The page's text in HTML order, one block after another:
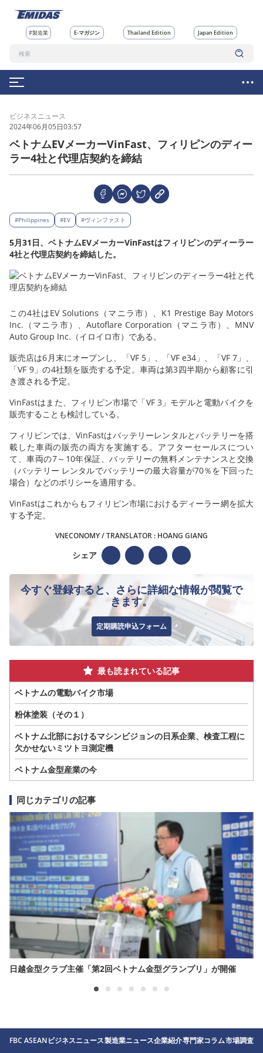
#製造業 E-マガジン Thailand Edition Japan Edition
ビジネスニュース
2024年06月05日03:57
ベトナムEVメーカーVinFast、フィリピンのディー
ラー4社と代理店契約を締結
#Philippines #EV #ヴィンファスト
5月31日、ベトナムEVメーカーVinFastはフィリピンのディーラー
4社と代理店契約を締結した。
この4社はEV Solutions（マニラ市）、K1 Prestige Bay Motors
Inc.（マニラ市）、Autoflare Corporation（マニラ市）、MNV
Auto Group Inc.（イロイロ市）である。
販売店は6月末にオープンし、「VF 5」、「VF e34」、「VF 7」、
「VF 9」の4社類を販売する予定。車両は第3四半期から顧客に引
き渡される予定。
VinFastはまた、フィリピン市場で「VF 3」モデルと電動バイクを
販売することも検討している。
フィリピンでは、VinFastはバッテリーレンタルとバッテリーを搭
載した車両の販売の両方を実施する。アフターセールスについ
て、車両の7～10年保証、バッテリーの無料メンテナンスと交換
（バッテリー レンタルでバッテリーの最大容量が70％を下回った
場合）などのポリシーを適用する。
VinFastはこれからもフィリピン市場におけるディーラー網を拡大
する予定。
VNECONOMY / TRANSLATOR : HOANG GIANG
シェア
今すぐ登録すると、さらに詳細な情報が閲覧で
きます。
定期購読申込フォーム
最も読まれている記事
ベトナムの電動バイク市場
粉体塗装（その１）
ベトナム北部におけるマシンビジョンの日系企業、検査工程に
欠かせないミツトヨ測定機
ベトナム金型産業の今
同じカテゴリの記事
日越金型クラブ主催「第2回ベトナム金型グランプリ」が開催
FBC ASEANビジネスニュース製造業ニュース企業紹介専門家コラム市場調査